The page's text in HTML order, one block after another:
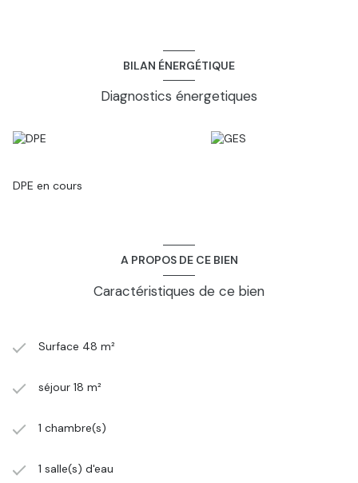
BILAN ÉNERGÉTIQUE
Diagnostics énergetiques
DPE en cours
A PROPOS DE CE BIEN
Caractéristiques de ce bien
Surface 48 m²
séjour 18 m²
1 chambre(s)
1 salle(s) d'eau